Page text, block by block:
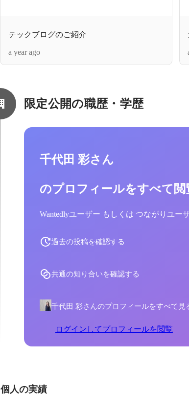
テックブログのご紹介
a year ago
限定公開の職歴・学歴
千代田 彩さん
のプロフィールをすべて閲
Wantedlyユーザー もしくは つながりユー
過去の投稿を確認する
共通の知り合いを確認する
千代田 彩さんのプロフィールをすべて見
ログインしてプロフィールを閲覧
個人の実績